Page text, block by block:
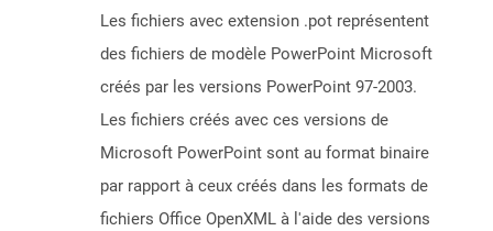
Les fichiers avec extension .pot représentent
des fichiers de modèle PowerPoint Microsoft
créés par les versions PowerPoint 97-2003.
Les fichiers créés avec ces versions de
Microsoft PowerPoint sont au format binaire
par rapport à ceux créés dans les formats de
fichiers Office OpenXML à l'aide des versions